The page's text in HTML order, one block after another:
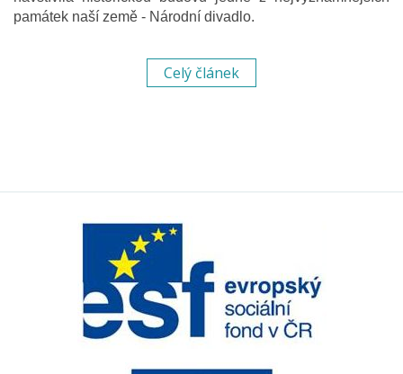
památek naší země - Národní divadlo.
Celý článek